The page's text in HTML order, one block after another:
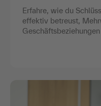
Erfahre, wie du
effektiv betreust,